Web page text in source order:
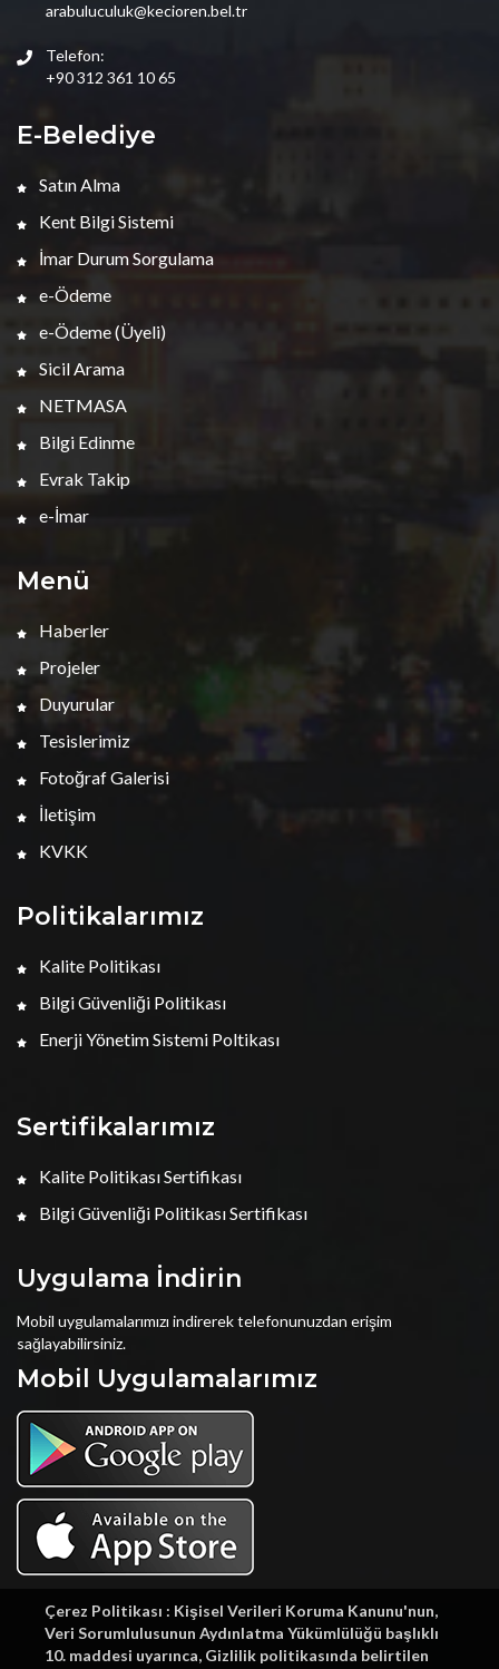
arabuluculuk@kecioren.bel.tr
Telefon:
+90 312 361 10 65
E-Belediye
Satın Alma
Kent Bilgi Sistemi
İmar Durum Sorgulama
e-Ödeme
e-Ödeme (Üyeli)
Sicil Arama
NETMASA
Bilgi Edinme
Evrak Takip
e-İmar
Menü
Haberler
Projeler
Duyurular
Tesislerimiz
Fotoğraf Galerisi
İletişim
KVKK
Politikalarımız
Kalite Politikası
Bilgi Güvenliği Politikası
Enerji Yönetim Sistemi Poltikası
Sertifikalarımız
Kalite Politikası Sertifikası
Bilgi Güvenliği Politikası Sertifikası
Uygulama İndirin
Mobil uygulamalarımızı indirerek telefonunuzdan erişim
sağlayabilirsiniz.
Mobil Uygulamalarımız
Çerez Politikası : Kişisel Verileri Koruma Kanunu'nun,
Veri Sorumlulusunun Aydınlatma Yükümlülüğü başlıklı
10. maddesi uyarınca, Gizlilik politikasında belirtilen